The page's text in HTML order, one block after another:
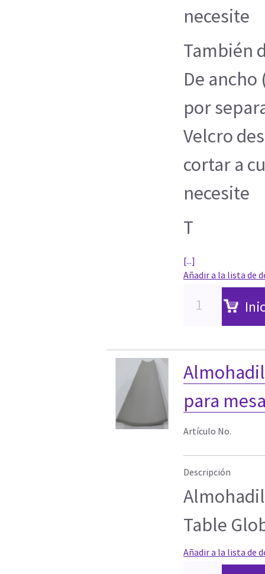
necesite
También
De ancho
por
Velcro
cortar a
necesite
T
[...]
Añadir a la lista de
para
Artículo No.
Descripción
Table
Añadir a la lista de